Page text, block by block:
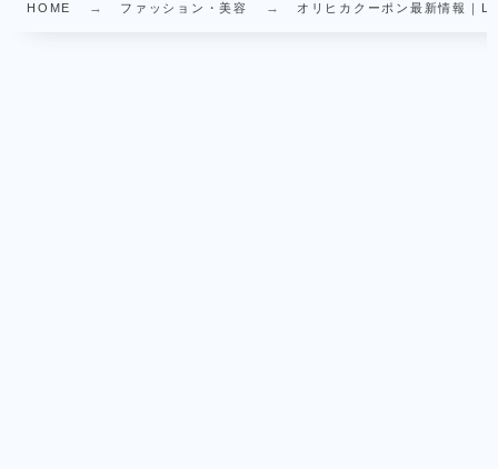
HOME ファッション・美容 オリヒカクーポン最新情報｜